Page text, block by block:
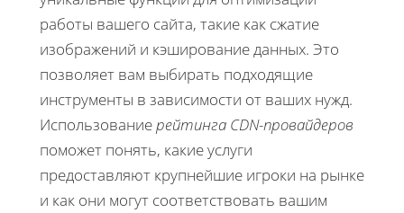
работы вашего сайта, такие как сжатие
изображений и кэширование данных. Это
позволяет вам выбирать подходящие
инструменты в зависимости от ваших нужд.
Использованиерейтинга CDN-провайдеров
поможет понять, какие услуги
предоставляют крупнейшие игроки на рынке
и как они могут соответствовать вашим